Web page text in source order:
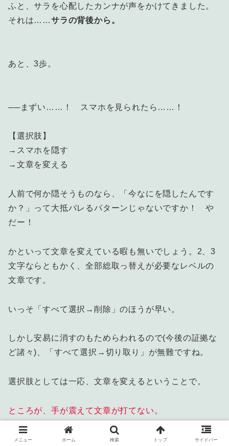
ふと、サラを心配したカンナが声をかけてきました。
それは……サラの背後から。
あと、3歩。
──まずい……！ スマホを見られたら……！
【選択肢】
→スマホを隠す
→文章を変える
人前で何か隠そうものなら、「今なにを隠したんです
か？」って大抵バレるパターンじゃないですか！ や
だー！
かといって文章を変えている暇も無いでしょう。2、3
文字ならともかく、全部総取っ替えが必要なレベルの
文章です。
いっそ「すべて選択→削除」のほうが早い。
しかし安易に消すのもためらわれるので(今後の証拠な
ど諸々)、「すべて選択→切り取り」が無難ですね。
選択肢としては一応、文章を変えるということで。
ところが、手が震えて文章が打てない。
な、なんだと……。
メニュー ホーム 検索 トップ サイドバー